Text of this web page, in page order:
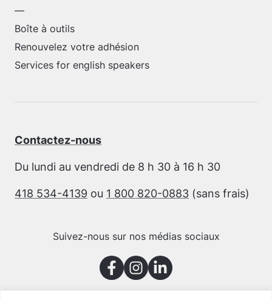
—
Boîte à outils
Renouvelez votre adhésion
Services for english speakers
Contactez-nous
Du lundi au vendredi de 8 h 30 à 16 h 30
418 534-4139 ou 1 800 820-0883 (sans frais)
Suivez-nous sur nos médias sociaux